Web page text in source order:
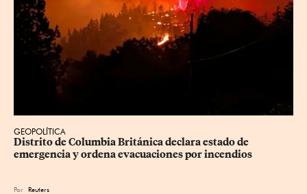
GEOPOLÍTICA
Distrito de Columbia Británica declara estado de
emergencia y ordena evacuaciones por incendios
Por Reuters